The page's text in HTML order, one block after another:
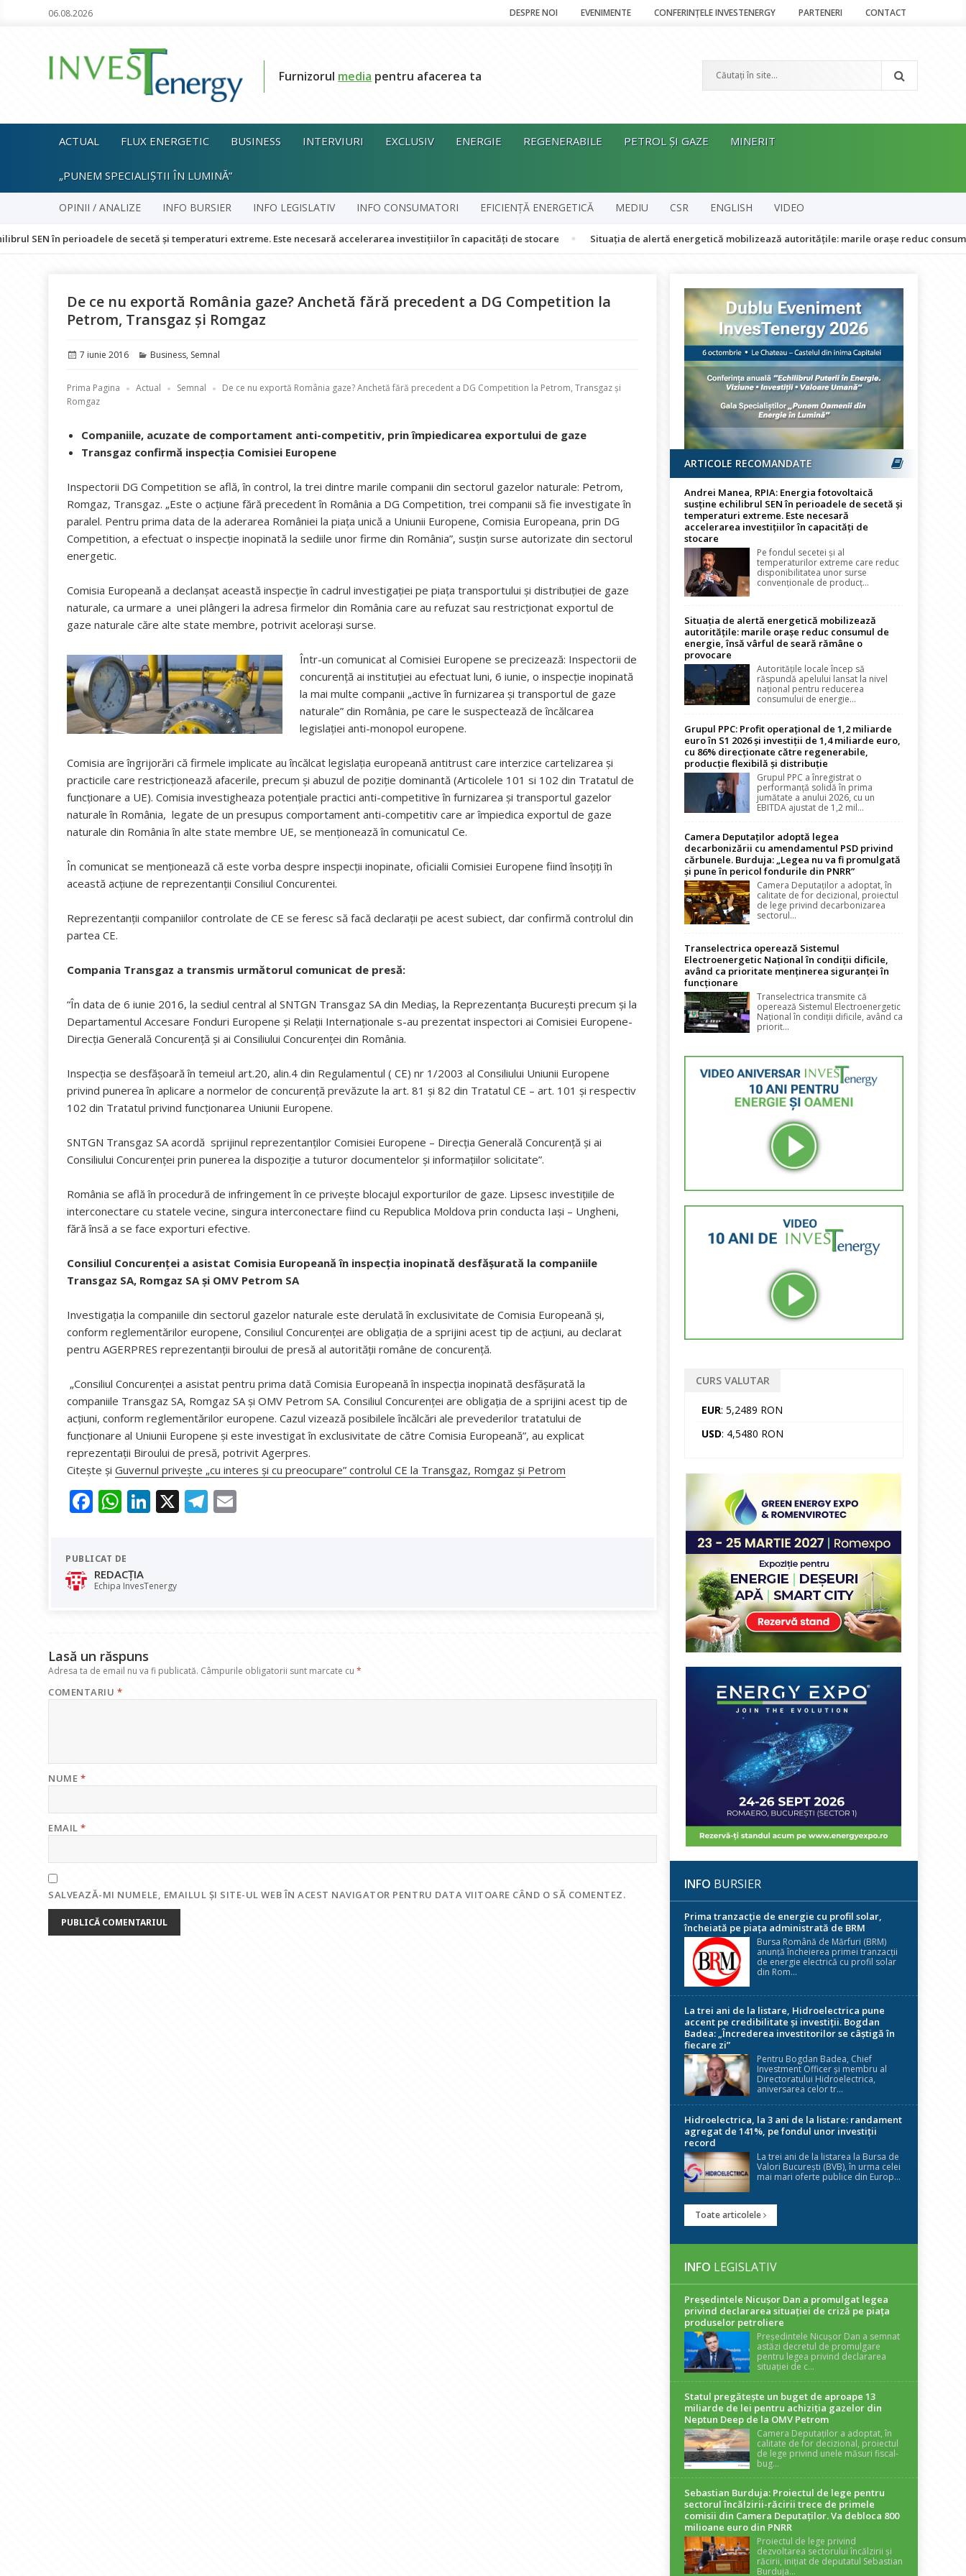
06.08.2026 DESPRE NOI EVENIMENTE CONFERINȚELE INVESTENERGY PARTENERI CONTACT
Furnizorul media pentru afacerea ta
ACTUAL FLUX ENERGETIC BUSINESS INTERVIURI EXCLUSIV ENERGIE REGENERABILE PETROL ȘI GAZE MINERIT
„PUNEM SPECIALIȘTII ÎN LUMINĂ”
OPINII / ANALIZE INFO BURSIER INFO LEGISLATIV INFO CONSUMATORI EFICIENȚĂ ENERGETICĂ MEDIU CSR ENGLISH VIDEO
în perioadele de secetă și temperaturi extreme. Este necesară accelerarea investițiilor în capacități de stocare Situația de alertă energetică mobilizează autoritățile: marile orașe reduc consumul de
De ce nu exportă România gaze? Anchetă fără precedent a DG Competition la
Petrom, Transgaz și Romgaz
Publicat
7 iunie 2016 Categorii
Business, Semnal
Prima Pagina Actual Semnal
De ce nu exportă România gaze? Anchetă fără precedent a DG Competition la Petrom, Transgaz și
Romgaz
Companiile, acuzate de comportament anti-competitiv, prin împiedicarea exportului de gaze
Transgaz confirmă inspecția Comisiei Europene
Inspectorii DG Competition se află, în control, la trei dintre marile companii din sectorul gazelor naturale: Petrom,
Romgaz, Transgaz. „Este o acțiune fără precedent în România a DG Competition, trei companii să fie investigate în
paralel. Pentru prima data de la aderarea României la piața unică a Uniunii Europene, Comisia Europeana, prin DG
Competition, a efectuat o inspecție inopinată la sediile unor firme din România”, susțin surse autorizate din sectorul
energetic.
Comisia Europeană a declanșat această inspecție în cadrul investigației pe piața transportului și distribuției de gaze
naturale, ca urmare a unei plângeri la adresa firmelor din România care au refuzat sau restricționat exportul de
gaze naturale căre alte state membre, potrivit acelorași surse.
Într-un comunicat al Comisiei Europene se precizează: Inspectorii de
concurenţă ai instituţiei au efectuat luni, 6 iunie, o inspecţie inopinată
la mai multe companii „active în furnizarea şi transportul de gaze
naturale” din România, pe care le suspectează de încălcarea
legislaţiei anti-monopol europene.
Comisia are îngrijorări că firmele implicate au încălcat legislația europeană antitrust care interzice cartelizarea și
practicile care restricționează afacerile, precum și abuzul de poziție dominantă (Articolele 101 si 102 din Tratatul de
funcționare a UE). Comisia investigheaza potențiale practici anti-competitive în furnizarea și transportul gazelor
naturale în România, legate de un presupus comportament anti-competitiv care ar împiedica exportul de gaze
naturale din România în alte state membre UE, se menționează în comunicatul Ce.
În comunicat se menționează că este vorba despre inspecții inopinate, oficialii Comisiei Europene fiind însoțiți în
această acțiune de reprezentanții Consiliul Concurentei.
Reprezentanții companiilor controlate de CE se feresc să facă declarații pe acest subiect, dar confirmă controlul din
partea CE.
Compania Transgaz a transmis următorul comunicat de presă:
“În data de 6 iunie 2016, la sediul central al SNTGN Transgaz SA din Mediaș, la Reprezentanța București precum și la
Departamentul Accesare Fonduri Europene și Relații Internaționale s-au prezentat inspectori ai Comisiei Europene-
Direcția Generală Concurență și ai Consiliului Concurenței din România.
Inspecția se desfășoară în temeiul art.20, alin.4 din Regulamentul ( CE) nr 1/2003 al Consiliului Uniunii Europene
privind punerea în aplicare a normelor de concurență prevăzute la art. 81 și 82 din Tratatul CE – art. 101 și respectiv
102 din Tratatul privind funcționarea Uniunii Europene.
SNTGN Transgaz SA acordă sprijinul reprezentanților Comisiei Europene – Direcția Generală Concurență și ai
Consiliului Concurenței prin punerea la dispoziție a tuturor documentelor și informațiilor solicitate”.
România se află în procedură de infringement în ce privește blocajul exporturilor de gaze. Lipsesc investițiile de
interconectare cu statele vecine, singura interconectare fiind cu Republica Moldova prin conducta Iași – Ungheni,
fără însă a se face exporturi efective.
Consiliul Concurenței a asistat Comisia Europeană în inspecția inopinată desfășurată la companiile
Transgaz SA, Romgaz SA și OMV Petrom SA
Investigația la companiile din sectorul gazelor naturale este derulată în exclusivitate de Comisia Europeană și,
conform reglementărilor europene, Consiliul Concurenței are obligația de a sprijini acest tip de acțiuni, au declarat
pentru AGERPRES reprezentanții biroului de presă al autorității române de concurență.
„Consiliul Concurenței a asistat pentru prima dată Comisia Europeană în inspecția inopinată desfășurată la
companiile Transgaz SA, Romgaz SA și OMV Petrom SA. Consiliul Concurenței are obligația de a sprijini acest tip de
acțiuni, conform reglementărilor europene. Cazul vizează posibilele încălcări ale prevederilor tratatului de
funcționare al Uniunii Europene și este investigat în exclusivitate de către Comisia Europeană”, au explicat
reprezentații Biroului de presă, potrivit Agerpres.
Citește șiGuvernul priveşte „cu interes şi cu preocupare” controlul CE la Transgaz, Romgaz și Petrom
F
e
b
o
W
at
s
A
Li
dI
X T
PUBLICAT DE
REDACȚIA
Echipa InvesTenergy
Lasă un răspuns
Adresa ta de email nu va fi publicată. Câmpurile obligatorii sunt marcate cu*
COMENTARIU *
NUME *
EMAIL*
SALVEAZĂ-MI NUMELE, EMAILUL ȘI SITE-UL WEB ÎN ACEST NAVIGATOR PENTRU DATA VIITOARE CÂND O SĂ COMENTEZ.
ARTICOLE RECOMANDATE
Andrei Manea, RPIA: Energia fotovoltaică
susține echilibrul SEN în perioadele de secetă și
temperaturi extreme. Este necesară
accelerarea investițiilor în capacități de
stocare
Pe fondul secetei și al
temperaturilor extreme care reduc
disponibilitatea unor surse
convenționale de producț...
Situația de alertă energetică mobilizează
autoritățile: marile orașe reduc consumul de
energie, însă vârful de seară rămâne o
provocare
Autoritățile locale încep să
răspundă apelului lansat la nivel
național pentru reducerea
consumului de energie...
Grupul PPC: Profit operațional de 1,2 miliarde
euro în S1 2026 și investiții de 1,4 miliarde euro,
cu 86% direcționate către regenerabile,
producție flexibilă și distribuție
Grupul PPC a înregistrat o
performanță solidă în prima
jumătate a anului 2026, cu un
EBITDA ajustat de 1,2 mil...
Camera Deputaților adoptă legea
decarbonizării cu amendamentul PSD privind
cărbunele. Burduja: „Legea nu va fi promulgată
și pune în pericol fondurile din PNRR”
Camera Deputaților a adoptat, în
calitate de for decizional, proiectul
de lege privind decarbonizarea
sectorul...
Transelectrica operează Sistemul
Electroenergetic Național în condiții dificile,
având ca prioritate menținerea siguranței în
funcționare
Transelectrica transmite că
operează Sistemul Electroenergetic
Național în condiții dificile, având ca
priorit...
CURS VALUTAR
EUR: 5,2489 RON
USD: 4,5480 RON
INFO BURSIER
Prima tranzacție de energie cu profil solar,
încheiată pe piața administrată de BRM
Bursa Română de Mărfuri (BRM)
anunță încheierea primei tranzacții
de energie electrică cu profil solar
din Rom...
La trei ani de la listare, Hidroelectrica pune
accent pe credibilitate și investiții. Bogdan
Badea: „Încrederea investitorilor se câștigă în
fiecare zi”
Pentru Bogdan Badea, Chief
Investment Officer și membru al
Directoratului Hidroelectrica,
aniversarea celor tr...
Hidroelectrica, la 3 ani de la listare: randament
agregat de 141%, pe fondul unor investiții
record
La trei ani de la listarea la Bursa de
Valori București (BVB), în urma celei
mai mari oferte publice din Europ...
Toate articolele
INFO LEGISLATIV
Președintele Nicuşor Dan a promulgat legea
privind declararea situaţiei de criză pe piaţa
produselor petroliere
Președintele Nicușor Dan a semnat
astăzi decretul de promulgare
pentru legea privind declararea
situației de c...
Statul pregătește un buget de aproape 13
miliarde de lei pentru achiziția gazelor din
Neptun Deep de la OMV Petrom
Camera Deputaților a adoptat, în
calitate de for decizional, proiectul
de lege privind unele măsuri fiscal-
bug...
Sebastian Burduja: Proiectul de lege pentru
sectorul încălzirii-răcirii trece de primele
comisii din Camera Deputaților. Va debloca 800
milioane euro din PNRR
Proiectul de lege privind
dezvoltarea sectorului încălzirii și
răcirii, inițiat de deputatul Sebastian
Burduja...